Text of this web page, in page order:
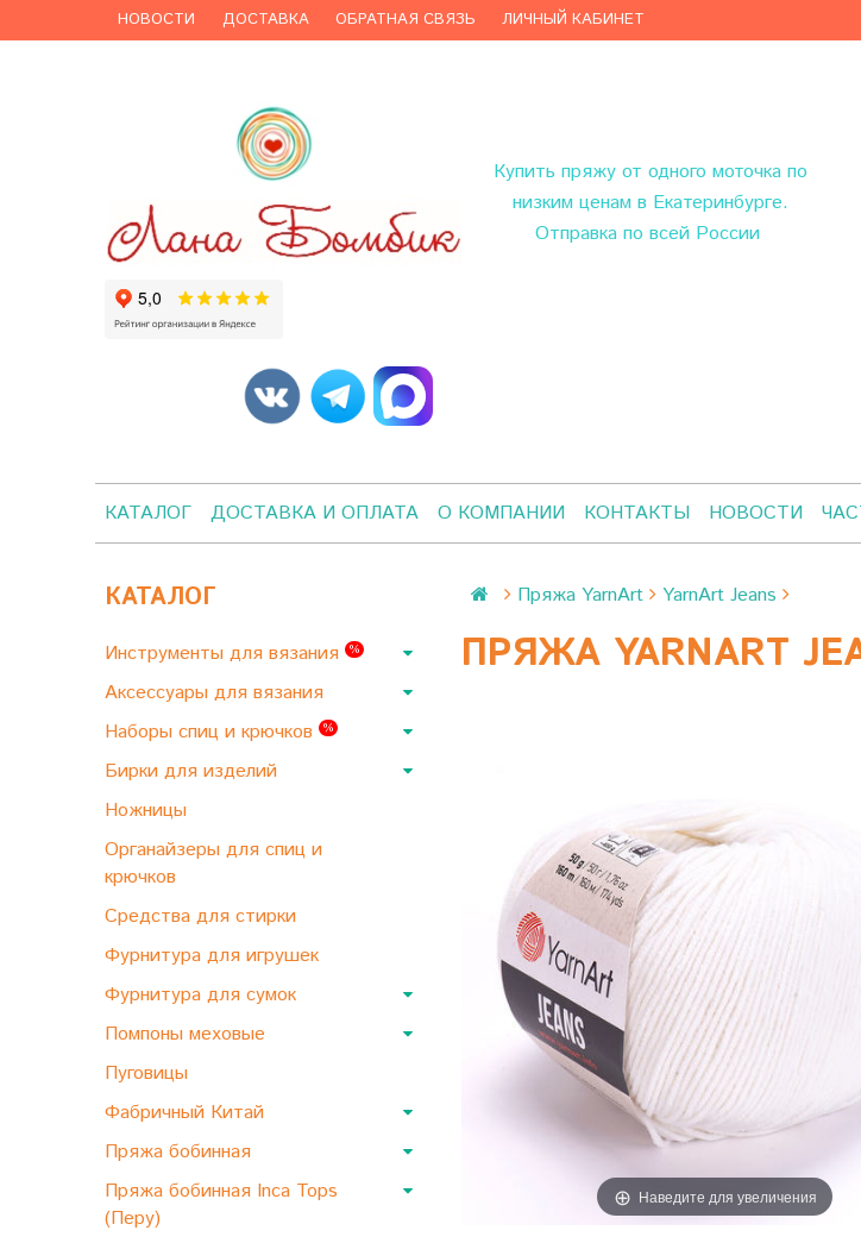
НОВОСТИ ДОСТАВКА ОБРАТНАЯ СВЯЗЬ ЛИЧНЫЙ КАБИНЕТ
Купить пряжуот одного моточка по
низким ценам в Екатеринбурге.
Отправка по всей России
КАТАЛОГ ДОСТАВКА И ОПЛАТА О КОМПАНИИ КОНТАКТЫ НОВОСТИ
КАТАЛОГ
Инструменты для вязания %
Аксессуары для вязания
Наборы спиц и крючков
%
Бирки для изделий
Ножницы
Органайзеры для спиц и
крючков
Средства для стирки
Фурнитура для игрушек
Фурнитура для сумок
Помпоны меховые
Пуговицы
Фабричный Китай
Пряжа бобинная
Пряжа бобинная Inca Tops
(Перу)
Пряжа YarnArt YarnArt Jeans
ПРЯЖА YARNART
Наведите для увеличения